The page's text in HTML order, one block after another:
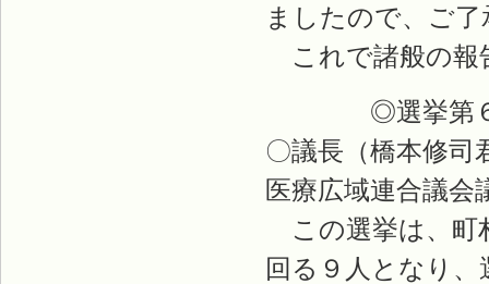
ましたので、ご
これで諸般の報
◎選挙第６
〇議長（橋本修
医療広域連合議会
この選挙は、町
回る９人となり